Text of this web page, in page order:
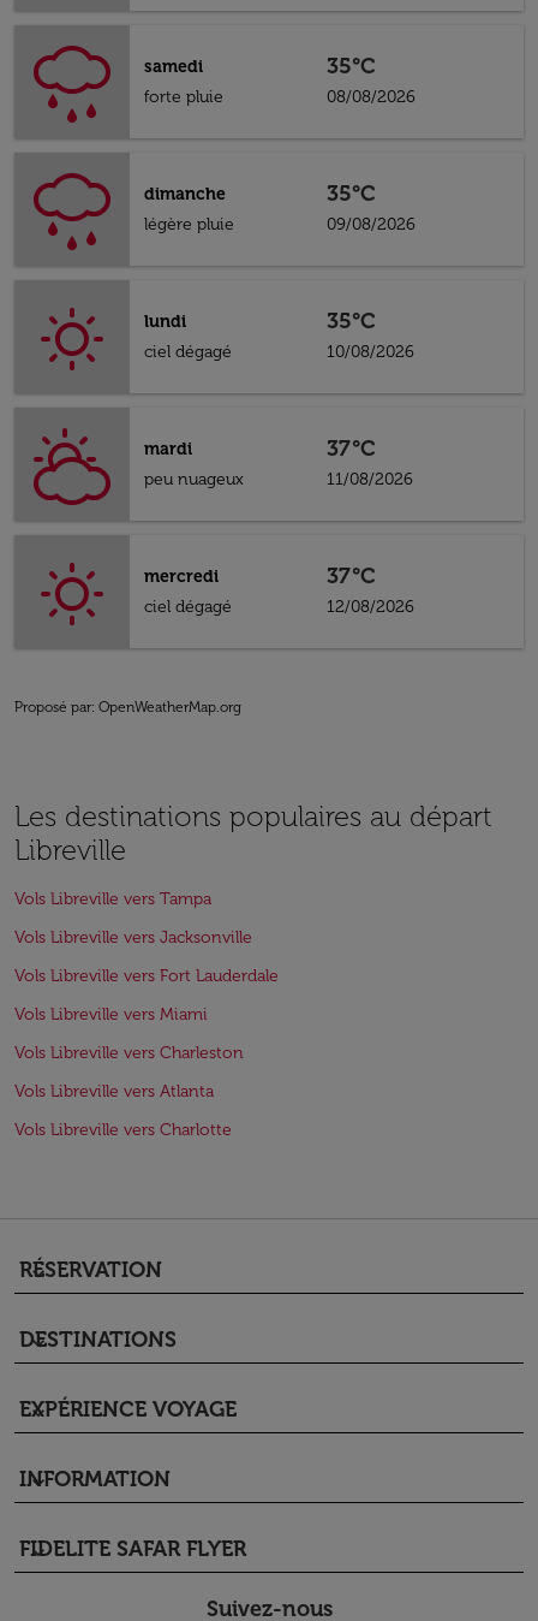
samedi
forte pluie
35°C
08/08/2026
dimanche
légère pluie
35°C
09/08/2026
lundi
ciel dégagé
35°C
10/08/2026
mardi
peu nuageux
37°C
11/08/2026
mercredi
ciel dégagé
37°C
12/08/2026
Proposé par: OpenWeatherMap.org
Les destinations populaires au départ
Libreville
Vols Libreville vers Tampa
Vols Libreville vers Jacksonville
Vols Libreville vers Fort Lauderdale
Vols Libreville vers Miami
Vols Libreville vers Charleston
Vols Libreville vers Atlanta
Vols Libreville vers Charlotte
RÉSERVATION
keyboard_arrow_down
DESTINATIONS
keyboard_arrow_down
EXPÉRIENCE VOYAGE
keyboard_arrow_down
INFORMATION
keyboard_arrow_down
FIDELITE SAFAR FLYER
keyboard_arrow_down
Suivez-nous